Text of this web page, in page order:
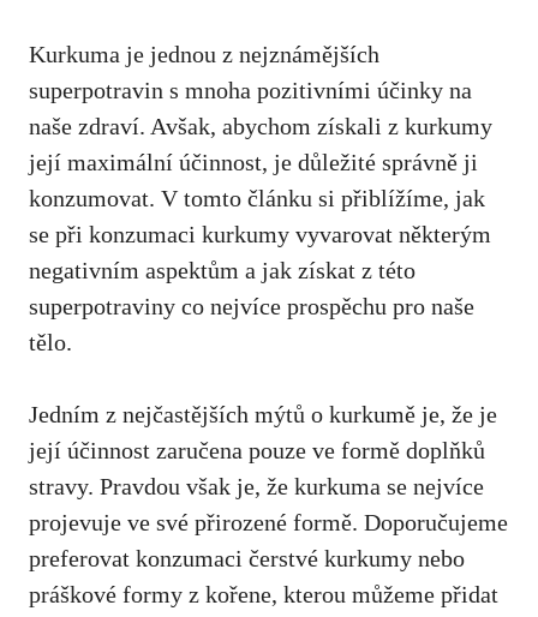
Kurkuma je jednou⁤ z nejznámějších
superpotravin s mnoha pozitivními účinky na
naše zdraví. Avšak,⁣ abychom získali z ⁢kurkumy
její maximální účinnost, je důležité správně ji
‍konzumovat. V tomto článku si přiblížíme, jak
se při ⁤konzumaci kurkumy vyvarovat ⁣některým
negativním aspektům a jak získat z této ​
superpotraviny co nejvíce ⁢prospěchu pro naše
tělo.
Jedním z nejčastějších mýtů o kurkumě je, že je
její účinnost‍ zaručena pouze ve⁣ formě ​doplňků
stravy. Pravdou však⁤ je, že kurkuma se nejvíce​
projevuje ve své přirozené formě. Doporučujeme
preferovat konzumaci čerstvé kurkumy nebo⁤
práškové formy z ​kořene, kterou můžeme přidat